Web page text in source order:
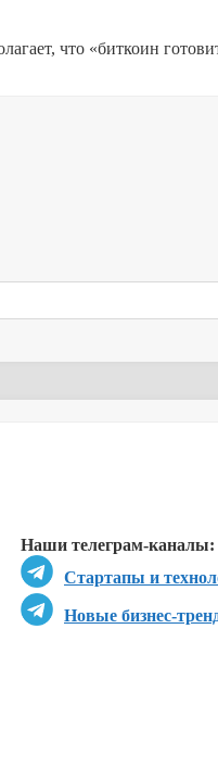
что «биткоин
Наши телеграм-каналы:
Стартапы и
Новые бизнес-